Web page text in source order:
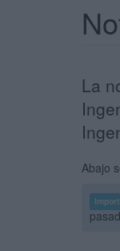
La
Abajo